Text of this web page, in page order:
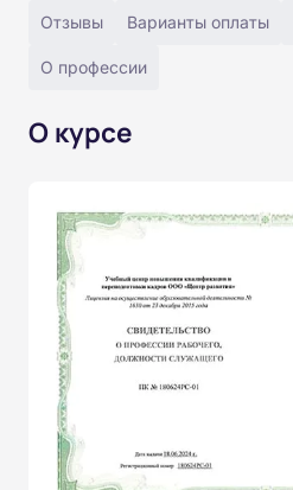
Отзывы Варианты оплаты
О профессии
О курсе